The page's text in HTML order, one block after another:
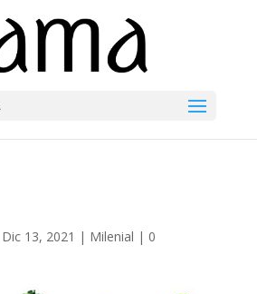
Dic 13, 2021 | Milenial | 0